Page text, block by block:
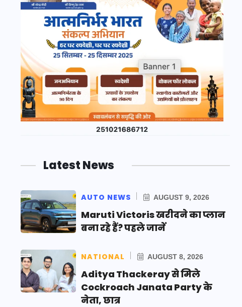
Latest News
AUTO NEWS AUGUST 9, 2026
Maruti Victoris खरीदने का प्लान
बना रहे हैं? पहले जानें
NATIONAL AUGUST 8, 2026
Aditya Thackeray से मिले
Cockroach Janata Party के
नेता, छात्र